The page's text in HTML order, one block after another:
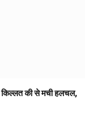
की से मची हलचल,